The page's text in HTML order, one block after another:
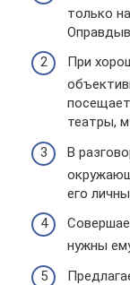
только
При
театры,
В
его
нужны